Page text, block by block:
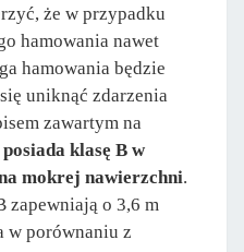
że w przypadku
hamowania nawet
hamowania będzie
uniknąć zdarzenia
zawartym na
klasę B w
mokrej nawierzchni.
zapewniają o 3,6 m
w porównaniu z